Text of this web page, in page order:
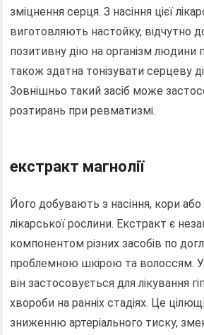
зміцнення серця. З насіння цієї
виготовляють настойку, відчутно
позитивну дію на організм людини
також здатна тонізувати серцеву
Зовнішньо такий засіб може
розтирань при ревматизмі.
екстракт магнолії
Його добувають з насіння, кори або
лікарської рослини. Екстракт є
компонентом різних засобів по
проблемною шкірою та волоссям. У
він застосовується для лікування
хвороби на ранніх стадіях. Це
зниженню артеріального тиску,